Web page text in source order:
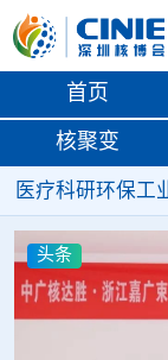
首页
核聚变
医疗科研环保工